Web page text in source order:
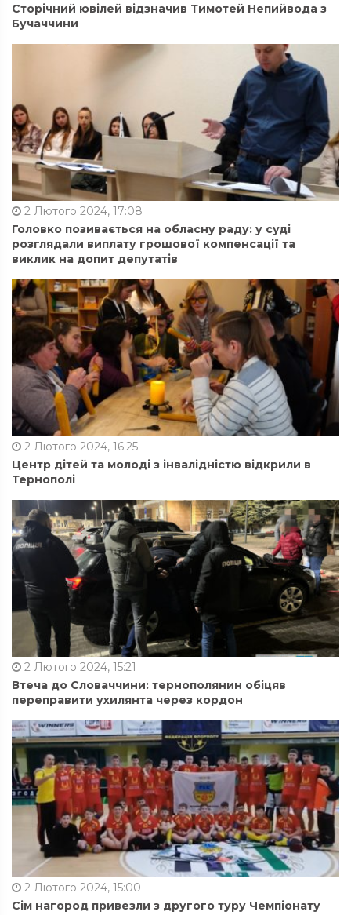
Сторічний ювілей відзначив Тимотей Непийвода з
Бучаччини
2 Лютого 2024, 17:08
Головко позивається на обласну раду: у суді
розглядали виплату грошової компенсації та
виклик на допит депутатів
2 Лютого 2024, 16:25
Центр дітей та молоді з інвалідністю відкрили в
Тернополі
2 Лютого 2024, 15:21
Втеча до Словаччини: тернополянин обіцяв
переправити ухилянта через кордон
2 Лютого 2024, 15:00
Сім нагород привезли з другого туру Чемпіонату